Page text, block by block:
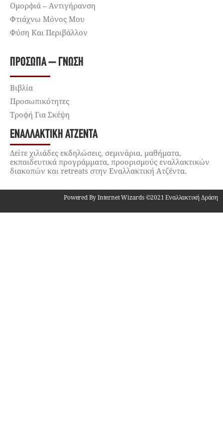
Ομορφιά – Αντιγήρανση
Φτιάχνω Μόνος Μου
Φύση Και Περιβάλλον
ΠΡΌΣΩΠΑ – ΓΝΏΣΗ
Βιβλία
Προσωπικότητες
Τροφή Για Σκέψη
ΕΝΑΛΛΑΚΤΙΚΉ ΑΤΖΈΝΤΑ
Δείτε χιλιάδες εκδηλώσεις, σεμινάρια, μαθήματα,
εκπαιδευτικά προγράμματα, προορισμούς εναλλακτικών
διακοπών και retreats στην Εναλλακτική Ατζέντα.
Powered By Internet Wizards ©2021 Εναλλακτική Δράση